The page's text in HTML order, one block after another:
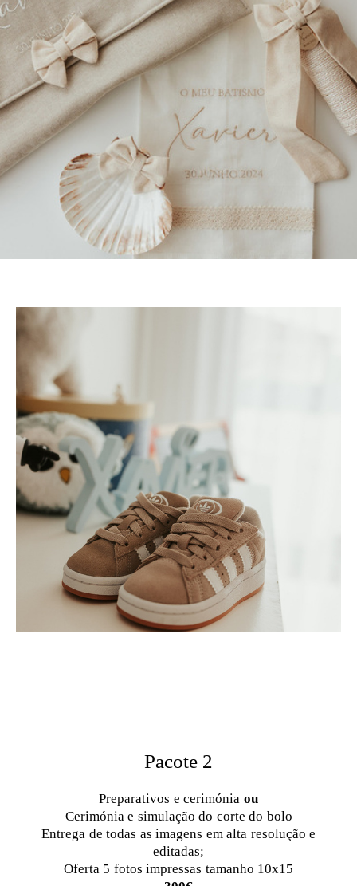
Pacote 2
Preparativos e cerimónia ou
Cerimónia e simulação do corte do bolo
Entrega de todas as imagens em alta resolução e
editadas;
Oferta 5 fotos impressas tamanho 10x15